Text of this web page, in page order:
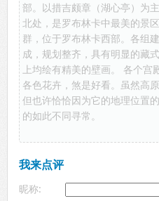
部。以措吉颇章（湖心亭）为
北处，是罗布林卡中最美的景
群，位于罗布林卡西部。各组
成，规划整齐，具有明显的藏
上均绘有精美的壁画。 各个
各色花卉，煞是好看。虽然高
但也许恰恰因为它的地理位置
的如此不同寻常。
我来点评
昵称: